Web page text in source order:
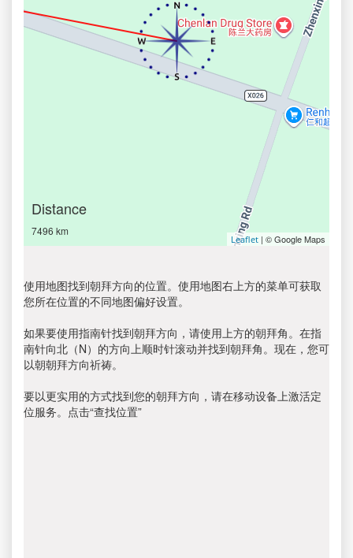
Distance
7496 km
Leaflet | © Google Maps
使用地图找到朝拜方向的位置。使用地图右上方的菜单可获取
您所在位置的不同地图偏好设置。
如果要使用指南针找到朝拜方向，请使用上方的朝拜角。在指
南针向北（N）的方向上顺时针滚动并找到朝拜角。现在，您可
以朝朝拜方向祈祷。
要以更实用的方式找到您的朝拜方向，请在移动设备上激活定
位服务。点击“查找位置”